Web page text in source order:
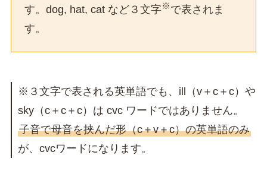
す。dog, hat, cat など３文字※で表されま
す。
※３文字で表される英単語でも、ill（v＋c＋c）や
sky（c＋c＋c）は cvc ワードではありません。
子音で母音を挟んだ形（c＋v＋c）の英単語のみ
が、cvcワードになります。